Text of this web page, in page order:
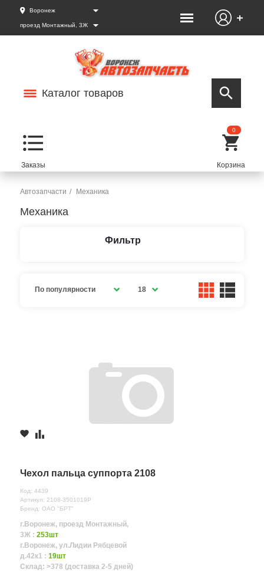
Воронеж
проезд Монтажный, 3Ж
Каталог товаров
0
Автозапчасти Механика
Механика
Фильтр
По популярности 18
Чехол пальца суппорта 2108
Код: 4439
Артикул: 2108-3501019Р
Бренд: ОАО "БРТ"
г.Воронеж, проезд Монтажный,
3Ж : 253шт
г.Воронеж, ул.Лидии Рябцевой
д.42к1 : 19шт
Склад: >378 (доставка 2-5 дней)